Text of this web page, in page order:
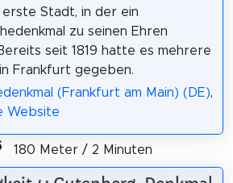
Stadt, in der ein
zu seinen Ehren
seit 1819 hatte es mehrere
Frankfurt gegeben.
(Frankfurt am Main) (DE),
Website
180 Meter / 2 Minuten